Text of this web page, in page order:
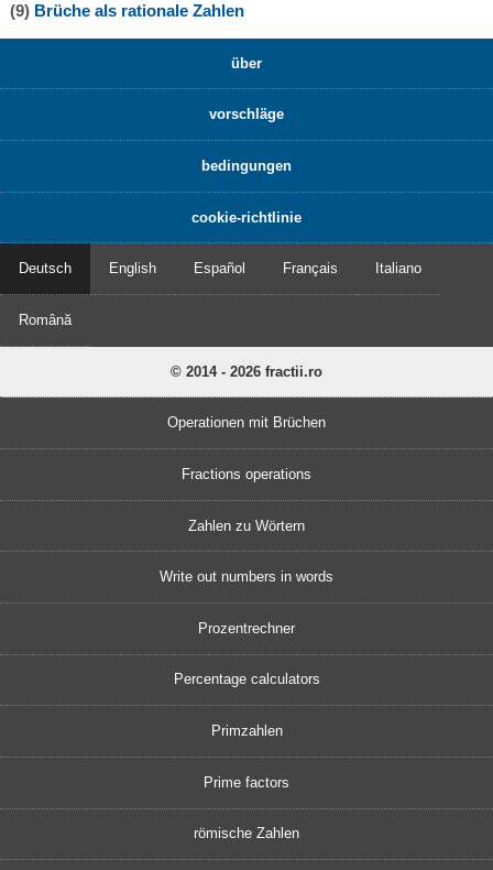
(9) Brüche als rationale Zahlen
über
vorschläge
bedingungen
cookie-richtlinie
Deutsch English Español Français Italiano
Română
© 2014 - 2026 fractii.ro
Operationen mit Brüchen
Fractions operations
Zahlen zu Wörtern
Write out numbers in words
Prozentrechner
Percentage calculators
Primzahlen
Prime factors
römische Zahlen